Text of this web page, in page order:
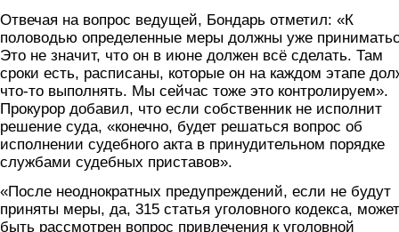
Отвечая на вопрос ведущей, Бондарь отметил: «К
половодью определенные меры должны уже
Это не значит, что он в июне должен всё сделать. Там
сроки есть, расписаны, которые он на каждом этапе
что-то выполнять. Мы сейчас тоже это контролируем».
Прокурор добавил, что если собственник не исполнит
решение суда, «конечно, будет решаться вопрос об
исполнении судебного акта в принудительном порядке
службами судебных приставов».
«После неоднократных предупреждений, если не будут
приняты меры, да, 315 статья уголовного кодекса, может
быть рассмотрен вопрос привлечения к уголовной